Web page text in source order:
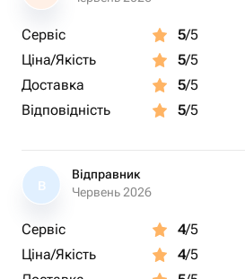
Сервіс 5/5
Ціна/Якість
5/5
Доставка
5/5
Відповідність
5/5
В
Відправник
Червень 2026
Сервіс 4/5
Ціна/Якість
4/5